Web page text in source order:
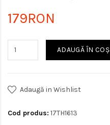
179RON
ADAUGĂ ÎN COŞ
Adaugă in Wishlist
Cod produs: 17TH1613